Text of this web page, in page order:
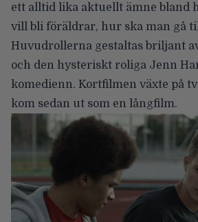
ett alltid lika aktuellt ämne bland
vill bli föräldrar, hur ska man gå
Huvudrollerna gestaltas briljant
och den hysteriskt roliga Jenn
komedienn. Kortfilmen växte på
kom sedan ut som en långfilm.